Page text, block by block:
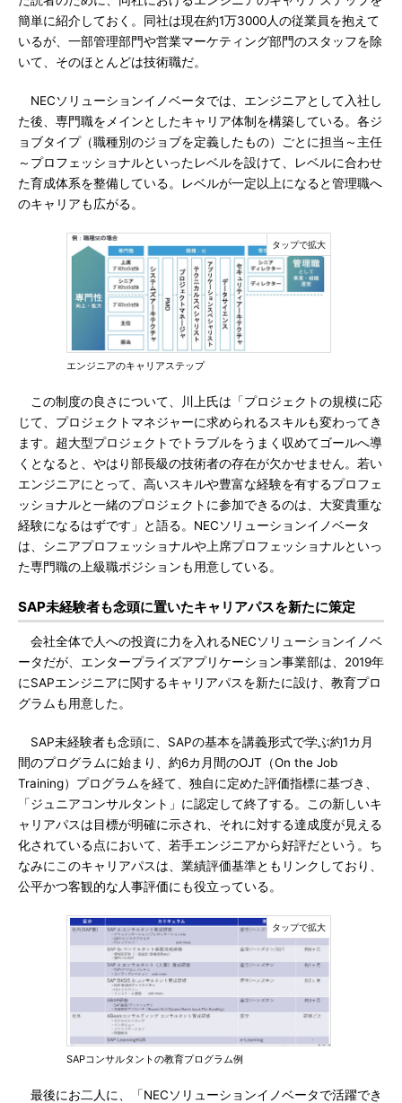
簡単に紹介しておく。同社は現在約1万3000人の従業員を抱えて
いるが、一部管理部門や営業マーケティング部門のスタッフを除
いて、そのほとんどは技術職だ。
NECソリューションイノベータでは、エンジニアとして入社し
た後、専門職をメインとしたキャリア体制を構築している。各ジ
ョブタイプ（職種別のジョブを定義したもの）ごとに担当～主任
～プロフェッショナルといったレベルを設けて、レベルに合わせ
た育成体系を整備している。レベルが一定以上になると管理職へ
のキャリアも広がる。
エンジニアのキャリアステップ
この制度の良さについて、川上氏は「プロジェクトの規模に応
じて、プロジェクトマネジャーに求められるスキルも変わってき
ます。超大型プロジェクトでトラブルをうまく収めてゴールへ導
くとなると、やはり部長級の技術者の存在が欠かせません。若い
エンジニアにとって、高いスキルや豊富な経験を有するプロフェ
ッショナルと一緒のプロジェクトに参加できるのは、大変貴重な
経験になるはずです」と語る。NECソリューションイノベータ
は、シニアプロフェッショナルや上席プロフェッショナルといっ
た専門職の上級職ポジションも用意している。
SAP未経験者も念頭に置いたキャリアパスを新たに策定
会社全体で人への投資に力を入れるNECソリューションイノベ
ータだが、エンタープライズアプリケーション事業部は、2019年
にSAPエンジニアに関するキャリアパスを新たに設け、教育プロ
グラムも用意した。
SAP未経験者も念頭に、SAPの基本を講義形式で学ぶ約1カ月
間のプログラムに始まり、約6カ月間のOJT（On the Job
Training）プログラムを経て、独自に定めた評価指標に基づき、
「ジュニアコンサルタント」に認定して終了する。この新しいキ
ャリアパスは目標が明確に示され、それに対する達成度が見える
化されている点において、若手エンジニアから好評だという。ち
なみにこのキャリアパスは、業績評価基準ともリンクしており、
公平かつ客観的な人事評価にも役立っている。
SAPコンサルタントの教育プログラム例
最後にお二人に、「NECソリューションイノベータで活躍でき